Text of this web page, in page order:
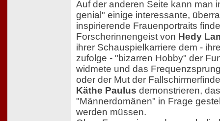
Auf der anderen Seite kann man
genial" einige interessante,
inspirierende Frauenportraits
Forscherinnengeist von Hedy
ihrer Schauspielkarriere dem -
zufolge - "bizarren Hobby" der
widmete und das
oder der Mut der
Käthe Paulus demonstrieren,
"Männerdomänen" in Frage
werden müssen.